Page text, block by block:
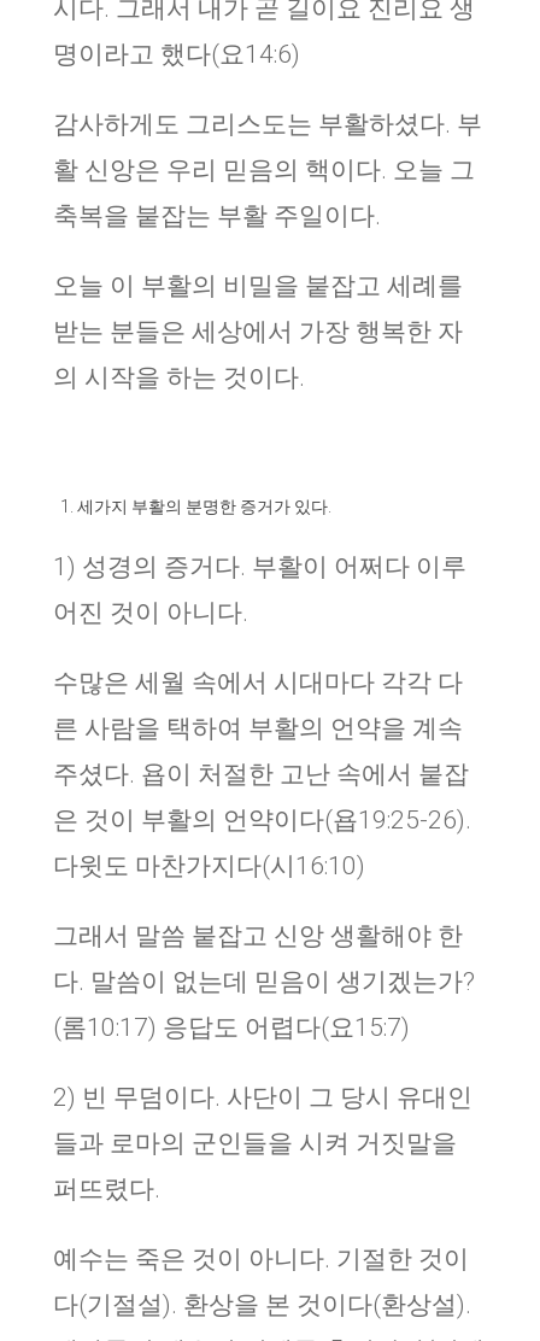
시다. 그래서 내가 곧 길이요 진리요 생
명이라고 했다(요14:6)
감사하게도 그리스도는 부활하셨다. 부
활 신앙은 우리 믿음의 핵이다. 오늘 그
축복을 붙잡는 부활 주일이다.
오늘 이 부활의 비밀을 붙잡고 세례를
받는 분들은 세상에서 가장 행복한 자
의 시작을 하는 것이다.
세가지 부활의 분명한 증거가 있다
1) 성경의 증거다. 부활이 어쩌다 이루
어진 것이 아니다.
수많은 세월 속에서 시대마다 각각 다
른 사람을 택하여 부활의 언약을 계속
주셨다. 욥이 처절한 고난 속에서 붙잡
은 것이 부활의 언약이다(욥19:25-26).
다윗도 마찬가지다(시16:10)
그래서 말씀 붙잡고 신앙 생활해야 한
다. 말씀이 없는데 믿음이 생기겠는가?
(롬10:17) 응답도 어렵다(요15:7)
2) 빈 무덤이다. 사단이 그 당시 유대인
들과 로마의 군인들을 시켜 거짓말을
퍼뜨렸다.
예수는 죽은 것이 아니다. 기절한 것이
다(기절설). 환상을 본 것이다(환상설).